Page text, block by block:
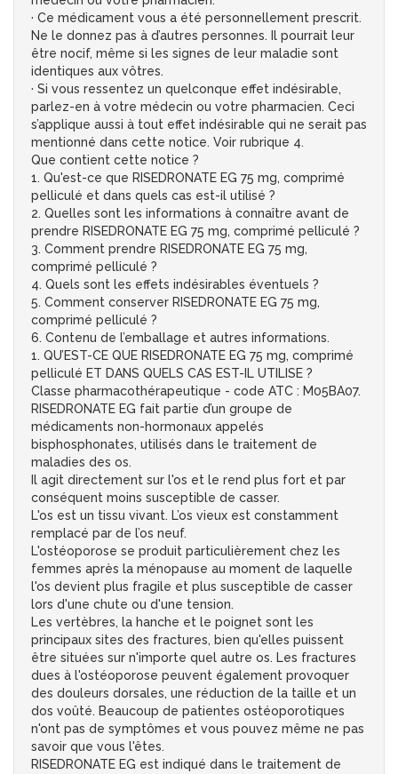
· Ce médicament vous a été personnellement prescrit.
Ne le donnez pas à d’autres personnes. Il pourrait leur
être nocif, même si les signes de leur maladie sont
identiques aux vôtres.
· Si vous ressentez un quelconque effet indésirable,
parlez-en à votre médecin ou votre pharmacien. Ceci
s’applique aussi à tout effet indésirable qui ne serait pas
mentionné dans cette notice. Voir rubrique 4.
Que contient cette notice ?
1. Qu'est-ce que RISEDRONATE EG 75 mg, comprimé
pelliculé et dans quels cas est-il utilisé ?
2. Quelles sont les informations à connaître avant de
prendre RISEDRONATE EG 75 mg, comprimé pelliculé ?
3. Comment prendre RISEDRONATE EG 75 mg,
comprimé pelliculé ?
4. Quels sont les effets indésirables éventuels ?
5. Comment conserver RISEDRONATE EG 75 mg,
comprimé pelliculé ?
6. Contenu de l’emballage et autres informations.
1. QU’EST-CE QUE RISEDRONATE EG 75 mg, comprimé
pelliculé ET DANS QUELS CAS EST-IL UTILISE ?
Classe pharmacothérapeutique - code ATC : M05BA07.
RISEDRONATE EG fait partie d’un groupe de
médicaments non-hormonaux appelés
bisphosphonates, utilisés dans le traitement de
maladies des os.
Il agit directement sur l'os et le rend plus fort et par
conséquent moins susceptible de casser.
L'os est un tissu vivant. L’os vieux est constamment
remplacé par de l’os neuf.
L'ostéoporose se produit particulièrement chez les
femmes après la ménopause au moment de laquelle
l'os devient plus fragile et plus susceptible de casser
lors d'une chute ou d'une tension.
Les vertèbres, la hanche et le poignet sont les
principaux sites des fractures, bien qu'elles puissent
être situées sur n'importe quel autre os. Les fractures
dues à l'ostéoporose peuvent également provoquer
des douleurs dorsales, une réduction de la taille et un
dos voûté. Beaucoup de patientes ostéoporotiques
n'ont pas de symptômes et vous pouvez même ne pas
savoir que vous l'êtes.
RISEDRONATE EG est indiqué dans le traitement de